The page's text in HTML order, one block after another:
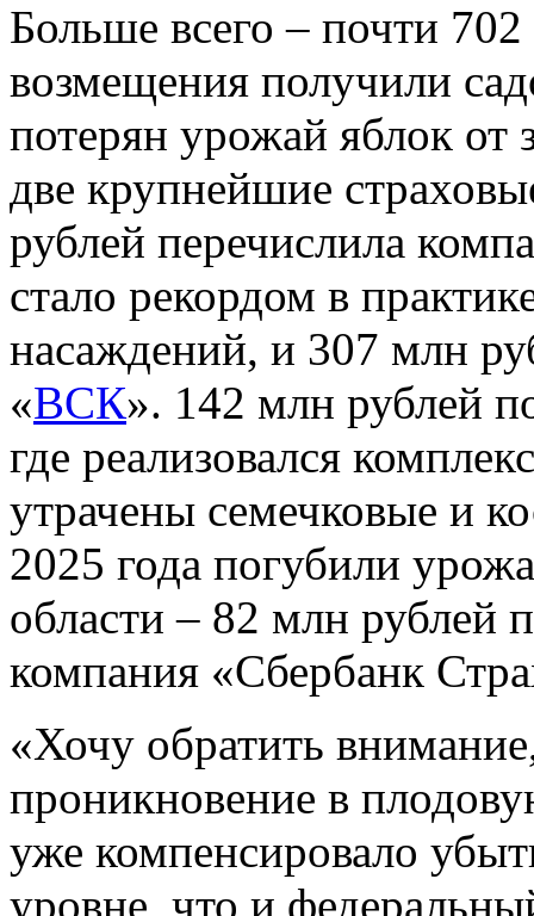
Больше всего – почти
возмещения получили
потерян урожай яблок от
две крупнейшие
рублей перечислила
стало рекордом в
насаждений, и 307 млн
«ВСК». 142 млн рублей
где реализовался
утрачены семечковые и
2025 года погубили
области – 82 млн рублей
компания «Сбербанк
«Хочу обратить
проникновение в
уже компенсировало
уровне, что и